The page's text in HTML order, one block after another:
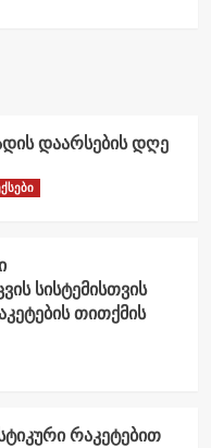
დაარსების დღე
სისტემისთვის
თითქმის
რაკეტებით